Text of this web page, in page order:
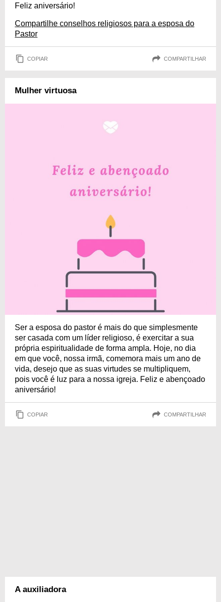
Feliz aniversário!
Compartilhe conselhos religiosos para a esposa do
Pastor
COPIAR COMPARTILHAR
Mulher virtuosa
Ser a esposa do pastor é mais do que simplesmente
ser casada com um líder religioso, é exercitar a sua
própria espiritualidade de forma ampla. Hoje, no dia
em que você, nossa irmã, comemora mais um ano de
vida, desejo que as suas virtudes se multipliquem,
pois você é luz para a nossa igreja. Feliz e abençoado
aniversário!
COPIAR COMPARTILHAR
A auxiliadora